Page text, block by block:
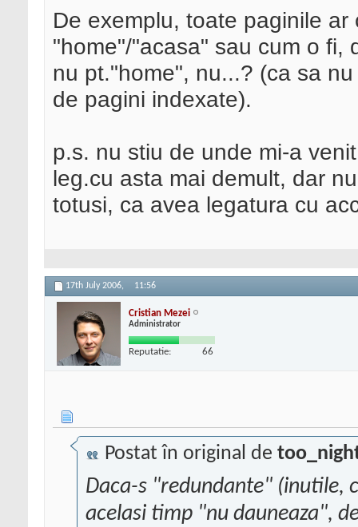
De exemplu, toate paginile
"home"/"acasa" sau cum o fi,
nu pt."home", nu...? (ca sa
de pagini indexate).
p.s. nu stiu de unde mi-a
leg.cu asta mai demult, dar
totusi, ca avea legatura cu
17th July 2006, 11:56
Cristian Mezei
Administrator
Reputatie: 66
Postat în original de
Daca-s "redundante" (inutile,
acelasi timp "nu dauneaza",